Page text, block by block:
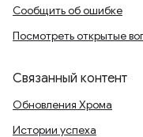
Сообщить об ошибке
Посмотреть открытые
Связанный контент
Обновления Хрома
Истории успеха